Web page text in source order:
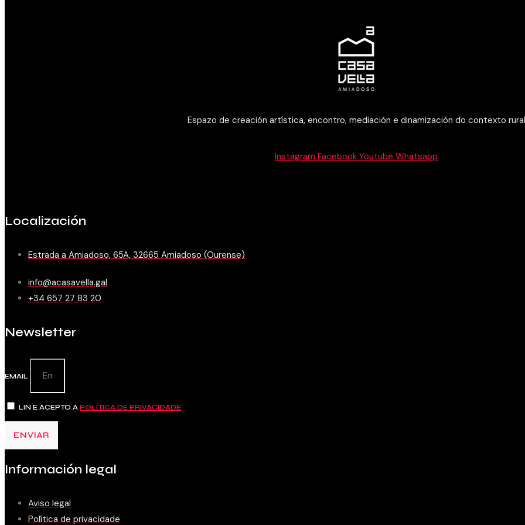
Espazo de creación artística, encontro, mediación e dinamización do contexto rural
Instagram Facebook Youtube Whatsapp
Localización
Estrada a Amiadoso, 65A, 32665 Amiadoso (Ourense)
info@acasavella.gal
+34 657 27 83 20
Newsletter
EMAIL
LIN E ACEPTO A POLÍTICA DE PRIVACIDADE
ENVIAR
Información legal
Aviso legal
Política de privacidade